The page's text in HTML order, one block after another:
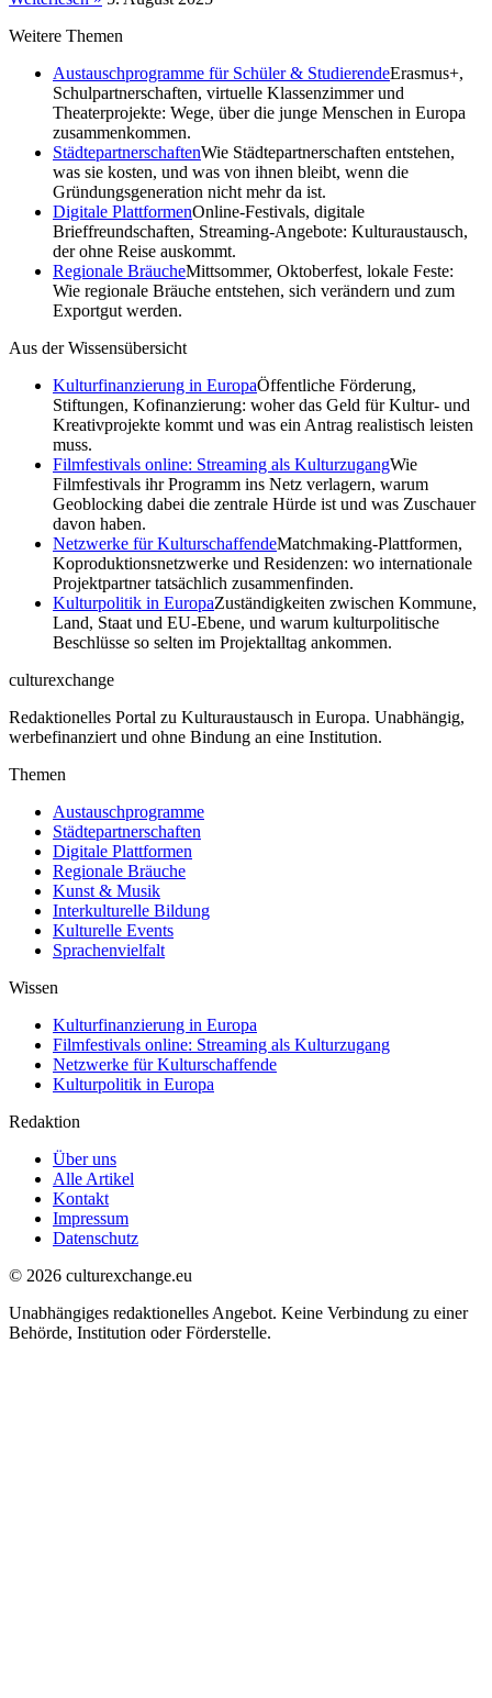
Weitere Themen
Austauschprogramme für Schüler & StudierendeErasmus+,
Schulpartnerschaften, virtuelle Klassenzimmer und
Theaterprojekte: Wege, über die junge Menschen in Europa
zusammenkommen.
StädtepartnerschaftenWie Städtepartnerschaften entstehen,
was sie kosten, und was von ihnen bleibt, wenn die
Gründungsgeneration nicht mehr da ist.
Digitale PlattformenOnline-Festivals, digitale
Brieffreundschaften, Streaming-Angebote: Kulturaustausch,
der ohne Reise auskommt.
Regionale BräucheMittsommer, Oktoberfest, lokale Feste:
Wie regionale Bräuche entstehen, sich verändern und zum
Exportgut werden.
Aus der Wissensübersicht
Kulturfinanzierung in EuropaÖffentliche Förderung,
Stiftungen, Kofinanzierung: woher das Geld für Kultur- und
Kreativprojekte kommt und was ein Antrag realistisch leisten
muss.
Filmfestivals online: Streaming als KulturzugangWie
Filmfestivals ihr Programm ins Netz verlagern, warum
Geoblocking dabei die zentrale Hürde ist und was Zuschauer
davon haben.
Netzwerke für KulturschaffendeMatchmaking-Plattformen,
Koproduktionsnetzwerke und Residenzen: wo internationale
Projektpartner tatsächlich zusammenfinden.
Kulturpolitik in EuropaZuständigkeiten zwischen Kommune,
Land, Staat und EU-Ebene, und warum kulturpolitische
Beschlüsse so selten im Projektalltag ankommen.
culturexchange
Redaktionelles Portal zu Kulturaustausch in Europa. Unabhängig,
werbefinanziert und ohne Bindung an eine Institution.
Themen
Austauschprogramme
Städtepartnerschaften
Digitale Plattformen
Regionale Bräuche
Kunst & Musik
Interkulturelle Bildung
Kulturelle Events
Sprachenvielfalt
Wissen
Kulturfinanzierung in Europa
Filmfestivals online: Streaming als Kulturzugang
Netzwerke für Kulturschaffende
Kulturpolitik in Europa
Redaktion
Über uns
Alle Artikel
Kontakt
Impressum
Datenschutz
© 2026 culturexchange.eu
Unabhängiges redaktionelles Angebot. Keine Verbindung zu einer
Behörde, Institution oder Förderstelle.